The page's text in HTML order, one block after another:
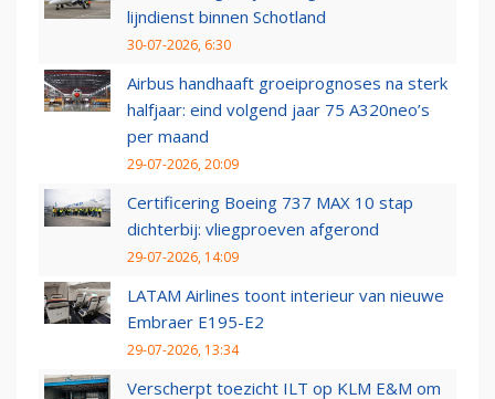
lijndienst binnen Schotland
30-07-2026, 6:30
Airbus handhaaft groeiprognoses na sterk
halfjaar: eind volgend jaar 75 A320neo’s
per maand
29-07-2026, 20:09
Certificering Boeing 737 MAX 10 stap
dichterbij: vliegproeven afgerond
29-07-2026, 14:09
LATAM Airlines toont interieur van nieuwe
Embraer E195-E2
29-07-2026, 13:34
Verscherpt toezicht ILT op KLM E&M om